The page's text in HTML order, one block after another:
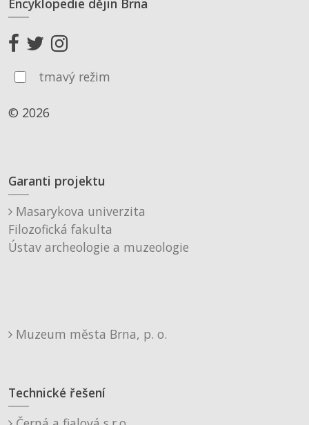
Encyklopedie dějin Brna
tmavý režim
© 2026
Garanti projektu
Masarykova univerzita
Filozofická fakulta
Ústav archeologie a muzeologie
Muzeum města Brna, p. o.
Technické řešení